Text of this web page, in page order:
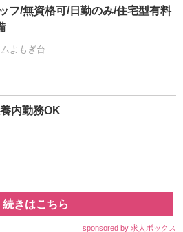
フ/無資格可/日勤のみ/住宅型有料
よもぎ台
内勤務OK
続きはこちら
sponsored by 求人ボックス